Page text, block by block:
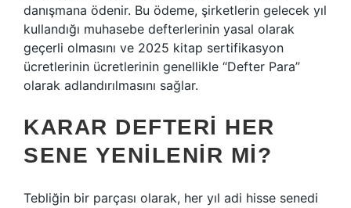
danışmana ödenir. Bu ödeme, şirketlerin gelecek yıl
kullandığı muhasebe defterlerinin yasal olarak
geçerli olmasını ve 2025 kitap sertifikasyon
ücretlerinin ücretlerinin genellikle “Defter Para”
olarak adlandırılmasını sağlar.
KARAR DEFTERI HER
SENE YENILENIR MI?
Tebliğin bir parçası olarak, her yıl adi hisse senedi